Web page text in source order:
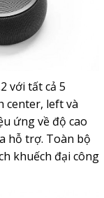
với tất cả 5
center, left và
ứng về độ cao
hỗ trợ. Toàn bộ
khuếch đại công